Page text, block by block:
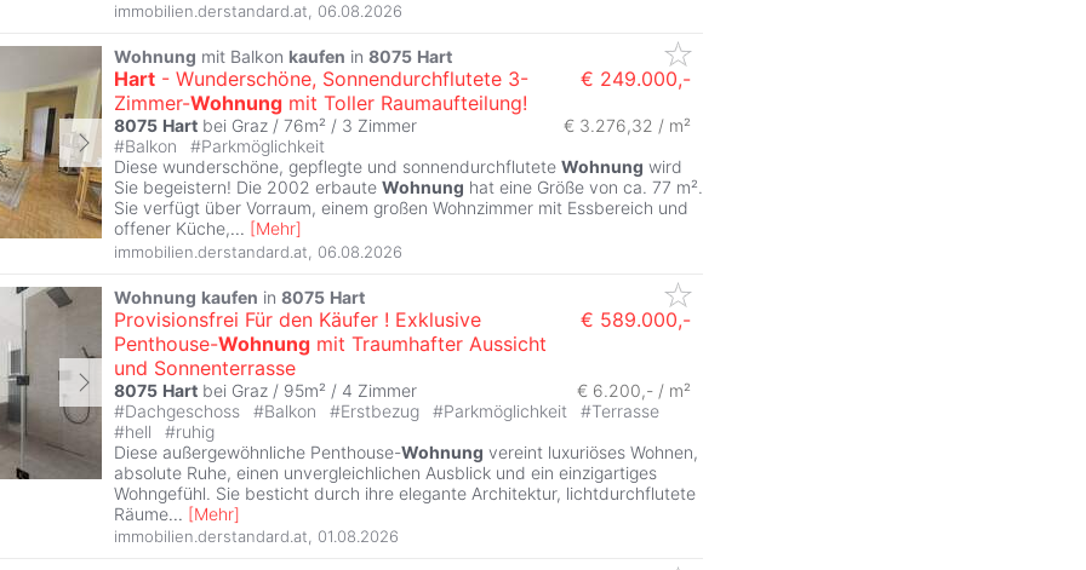
immobilien.derstandard.at 06.08.2026
Wohnung mit Balkon kaufen in 8075 Hart
Hart - Wunderschöne, Sonnendurchflutete 3-
Zimmer-Wohnung mit Toller Raumaufteilung!
€ 249.000,-
8075 Hart bei Graz / 76m² / 3 Zimmer € 3.276,32 / m²
#Balkon #Parkmöglichkeit
Diese wunderschöne, gepflegte und sonnendurchflutete Wohnung wird
Sie begeistern! Die 2002 erbaute Wohnung hat eine Größe von ca. 77 m².
Sie verfügt über Vorraum, einem großen Wohnzimmer mit Essbereich und
offener Küche,... [Mehr]
immobilien.derstandard.at 06.08.2026
Wohnung kaufen in 8075 Hart
Provisionsfrei Für den Käufer ! Exklusive
Penthouse-Wohnung mit Traumhafter Aussicht
und Sonnenterrasse
€ 589.000,-
8075 Hart bei Graz / 95m² / 4 Zimmer € 6.200,- / m²
#Dachgeschoss #Balkon #Erstbezug #Parkmöglichkeit #Terrasse
#hell #ruhig
Diese außergewöhnliche Penthouse-Wohnung vereint luxuriöses Wohnen,
absolute Ruhe, einen unvergleichlichen Ausblick und ein einzigartiges
Wohngefühl. Sie besticht durch ihre elegante Architektur, lichtdurchflutete
Räume... [Mehr]
immobilien.derstandard.at, 01.08.2026